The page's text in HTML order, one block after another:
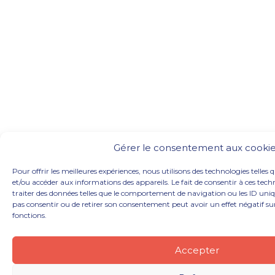
Gérer le consentement aux
Pour offrir les meilleures expériences, nous utilisons des technologies telles
et/ou accéder aux informations des appareils. Le fait de consentir à ces
traiter des données telles que le comportement de navigation ou les ID
pas consentir ou de retirer son consentement peut avoir un effet négatif
fonctions.
Accepter